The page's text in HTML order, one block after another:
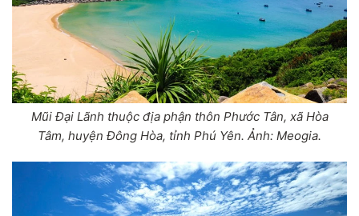
Mũi Đại Lãnh thuộc địa phận thôn Phước Tân, xã Hòa
Tâm, huyện Đông Hòa, tỉnh Phú Yên. Ảnh: Meogia.